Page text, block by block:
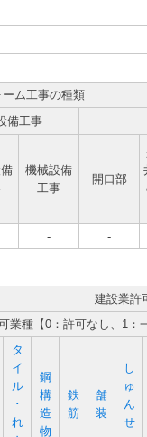
ム工事の種類
備工事
機械設備
工事
開口部
- -
建設業許
業種【0：許可なし、1：
タ
イ
ル
･
れ
鋼
構
造
物
鉄
筋
舗
装
し
ゅ
ん
せ